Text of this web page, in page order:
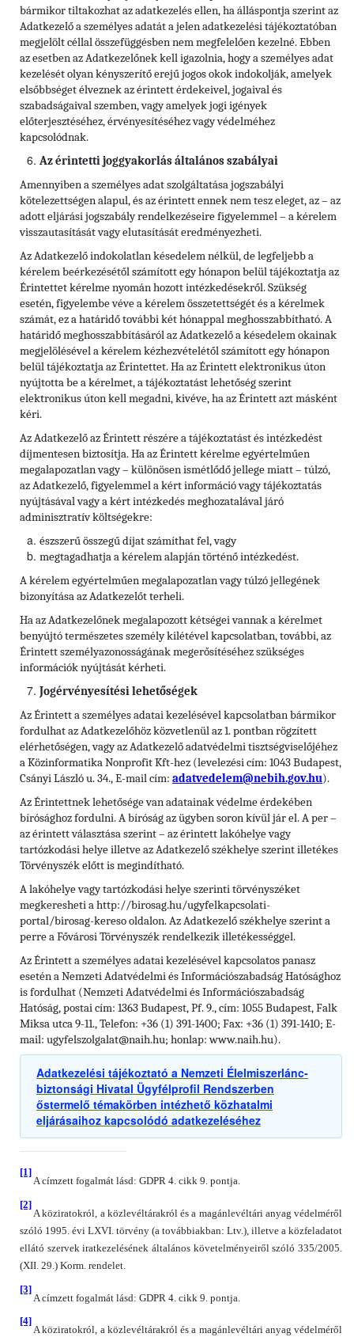
bármikor tiltakozhat az adatkezelés ellen, ha álláspontja szerint az
Adatkezelő a személyes adatát a jelen adatkezelési tájékoztatóban
megjelölt céllal összefüggésben nem megfelelően kezelné. Ebben
az esetben az Adatkezelőnek kell igazolnia, hogy a személyes adat
kezelését olyan kényszerítő erejű jogos okok indokolják, amelyek
elsőbbséget élveznek az érintett érdekeivel, jogaival és
szabadságaival szemben, vagy amelyek jogi igények
előterjesztéséhez, érvényesítéséhez vagy védelméhez
kapcsolódnak.
Az érintetti joggyakorlás általános szabályai
Amennyiben a személyes adat szolgáltatása jogszabályi
kötelezettségen alapul, és az érintett ennek nem tesz eleget, az – az
adott eljárási jogszabály rendelkezéseire figyelemmel – a kérelem
visszautasítását vagy elutasítását eredményezheti.
Az Adatkezelő indokolatlan késedelem nélkül, de legfeljebb a
kérelem beérkezésétől számított egy hónapon belül tájékoztatja az
Érintettet kérelme nyomán hozott intézkedésekről. Szükség
esetén, figyelembe véve a kérelem összetettségét és a kérelmek
számát, ez a határidő további két hónappal meghosszabbítható. A
határidő meghosszabbításáról az Adatkezelő a késedelem okainak
megjelölésével a kérelem kézhezvételétől számított egy hónapon
belül tájékoztatja az Érintettet. Ha az Érintett elektronikus úton
nyújtotta be a kérelmet, a tájékoztatást lehetőség szerint
elektronikus úton kell megadni, kivéve, ha az Érintett azt másként
kéri.
Az Adatkezelő az Érintett részére a tájékoztatást és intézkedést
díjmentesen biztosítja. Ha az Érintett kérelme egyértelműen
megalapozatlan vagy – különösen ismétlődő jellege miatt – túlzó,
az Adatkezelő, figyelemmel a kért információ vagy tájékoztatás
nyújtásával vagy a kért intézkedés meghozatalával járó
adminisztratív költségekre:
észszerű összegű díjat számíthat fel, vagy
megtagadhatja a kérelem alapján történő intézkedést.
A kérelem egyértelműen megalapozatlan vagy túlzó jellegének
bizonyítása az Adatkezelőt terheli.
Ha az Adatkezelőnek megalapozott kétségei vannak a kérelmet
benyújtó természetes személy kilétével kapcsolatban, további, az
Érintett személyazonosságának megerősítéséhez szükséges
információk nyújtását kérheti.
Jogérvényesítési lehetőségek
Az Érintett a személyes adatai kezelésével kapcsolatban bármikor
fordulhat az Adatkezelőhöz közvetlenül az 1. pontban rögzített
elérhetőségen, vagy az Adatkezelő adatvédelmi tisztségviselőjéhez
a Közinformatika Nonprofit Kft-hez (levelezési cím: 1043 Budapest,
Csányi László u. 34., E-mail cím: adatvedelem@nebih.gov.hu).
Az Érintettnek lehetősége van adatainak védelme érdekében
bírósághoz fordulni. A bíróság az ügyben soron kívül jár el. A per–
az érintett választása szerint – az érintett lakóhelye vagy
tartózkodási helye illetve az Adatkezelő székhelye szerint illetékes
Törvényszék előtt is megindítható.
A lakóhelye vagy tartózkodási helye szerinti törvényszéket
megkeresheti a http://birosag.hu/ugyfelkapcsolati-
portal/birosag-kereso oldalon. Az Adatkezelő székhelye szerint a
perre a Fővárosi Törvényszék rendelkezik illetékességgel.
Az Érintett a személyes adatai kezelésével kapcsolatos panasz
esetén a Nemzeti Adatvédelmi és Információszabadság Hatósághoz
is fordulhat (Nemzeti Adatvédelmi és Információszabadság
Hatóság, postai cím: 1363 Budapest, Pf. 9., cím: 1055 Budapest, Falk
Miksa utca 9-11., Telefon: +36 (1) 391-1400; Fax: +36 (1) 391-1410; E-
mail: ugyfelszolgalat@naih.hu; honlap: www.naih.hu).
Adatkezelési tájékoztató a Nemzeti Élelmiszerlánc-
biztonsági Hivatal Ügyfélprofil Rendszerben
őstermelő témakörben intézhető közhatalmi
eljárásaihoz kapcsolódó adatkezeléséhez
[1]
A címzett fogalmát lásd: GDPR 4. cikk 9. pontja.
[2]
A köziratokról, a közlevéltárakról és a magánlevéltári anyag védelméről
szóló 1995. évi LXVI. törvény (a továbbiakban: Ltv.), illetve a közfeladatot
ellátó szervek iratkezelésének általános követelményeiről szóló 335/2005.
(XII. 29.) Korm. rendelet.
[3]
A címzett fogalmát lásd: GDPR 4. cikk 9. pontja.
[4]
A köziratokról, a közlevéltárakról és a magánlevéltári anyag védelméről